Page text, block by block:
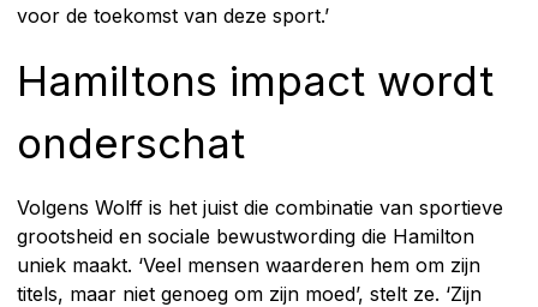
voor de toekomst van deze sport.’
Hamiltons impact wordt
onderschat
Volgens Wolff is het juist die combinatie van sportieve
grootsheid en sociale bewustwording die Hamilton
uniek maakt. ‘Veel mensen waarderen hem om zijn
titels, maar niet genoeg om zijn moed’, stelt ze. ‘Zijn